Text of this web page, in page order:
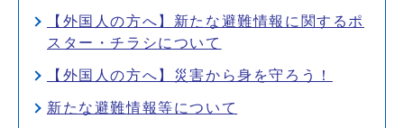
【外国人の方へ】新たな避難情報に関するポ
スター・チラシについて
【外国人の方へ】災害から身を守ろう！
新たな避難情報等について